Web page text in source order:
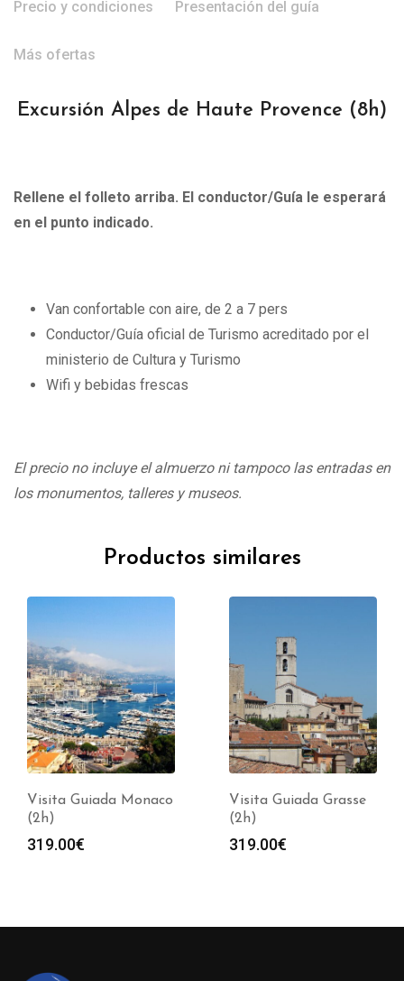
Precio y condiciones Presentación del guía
Más ofertas
Excursión Alpes de Haute Provence (8h)
Rellene el folleto arriba. El conductor/Guía le esperará
en el punto indicado.
Van confortable con aire, de 2 a 7 pers
Conductor/Guía oficial de Turismo acreditado por el
ministerio de Cultura y Turismo
Wifi y bebidas frescas
El precio no incluye el almuerzo ni tampoco las entradas en
los monumentos, talleres y museos.
Productos similares
Visita Guiada Monaco
(2h)
319.00€
Visita Guiada Grasse
(2h)
319.00€